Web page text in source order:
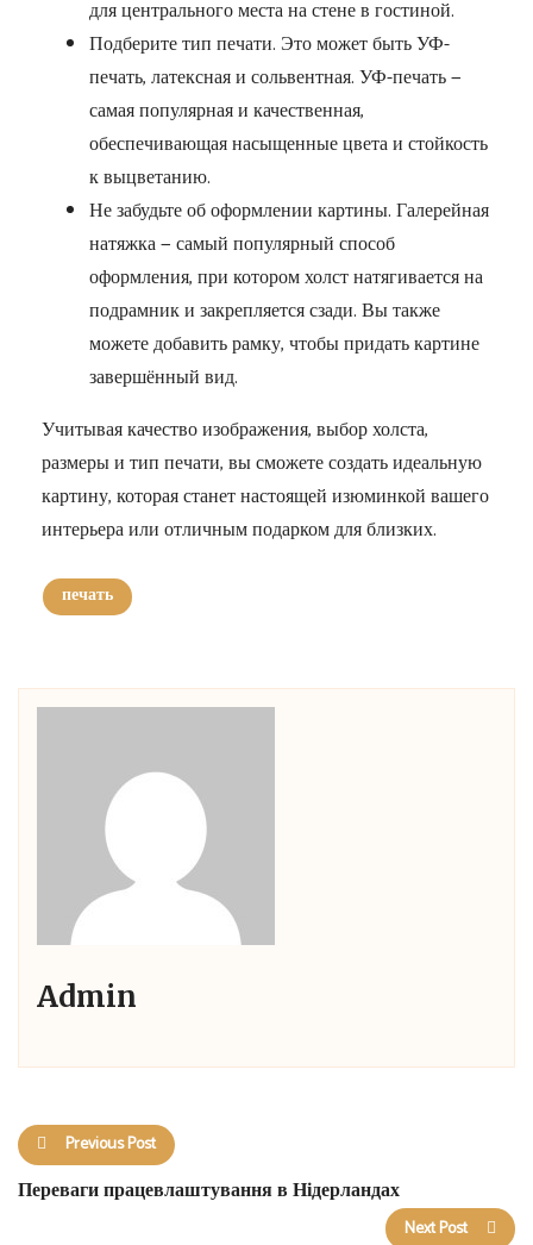
для центрального места на стене в гостиной.
Подберите тип печати. Это может быть УФ-
печать, латексная и сольвентная. УФ-печать —
самая популярная и качественная,
обеспечивающая насыщенные цвета и стойкость
к выцветанию.
Не забудьте об оформлении картины. Галерейная
натяжка — самый популярный способ
оформления, при котором холст натягивается на
подрамник и закрепляется сзади. Вы также
можете добавить рамку, чтобы придать картине
завершённый вид.
Учитывая качество изображения, выбор холста,
размеры и тип печати, вы сможете создать идеальную
картину, которая станет настоящей изюминкой вашего
интерьера или отличным подарком для близких.
печать
Admin
Previous Post
Переваги працевлаштування в Нідерландах
Next Post